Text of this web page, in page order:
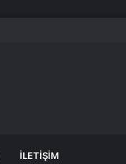
İLETIŞIM